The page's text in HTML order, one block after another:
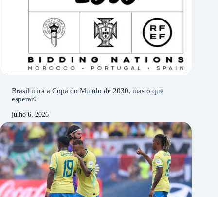
Brasil mira a Copa do Mundo de 2030, mas o que
esperar?
julho 6, 2026